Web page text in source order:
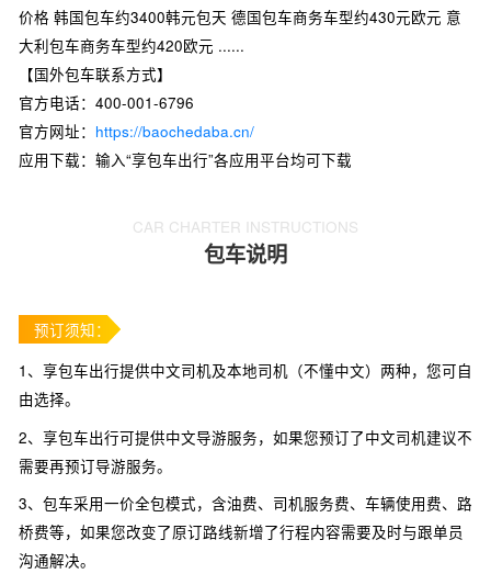
价格 韩国包车约3400韩元包天 德国包车商务车型约430元欧元 意
大利包车商务车型约420欧元 ......
【国外包车联系方式】
官方电话：400-001-6796
官方网址： https://baochedaba.cn/
应用下载：输入“享包车出行”各应用平台均可下载
CAR CHARTER INSTRUCTIONS
包车说明
预订须知：
1、享包车出行提供中文司机及本地司机（不懂中文）两种，您可自
由选择。
2、享包车出行可提供中文导游服务，如果您预订了中文司机建议不
需要再预订导游服务。
3、包车采用一价全包模式，含油费、司机服务费、车辆使用费、路
桥费等，如果您改变了原订路线新增了行程内容需要及时与跟单员
沟通解决。